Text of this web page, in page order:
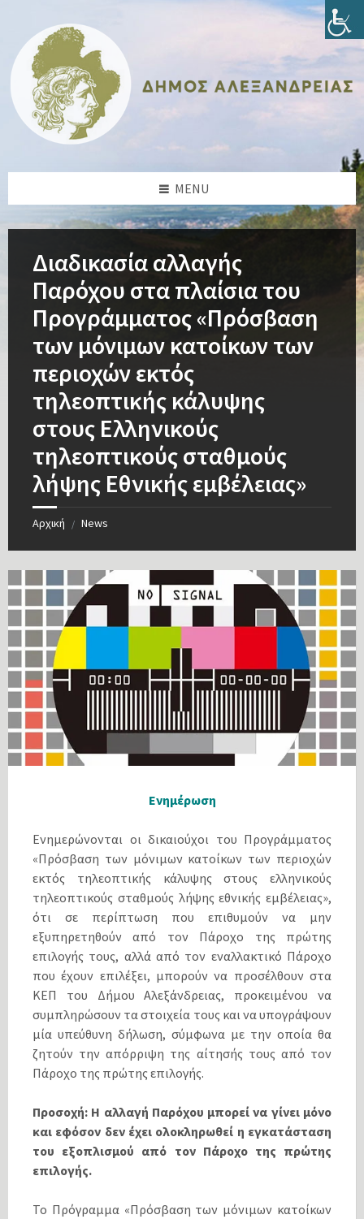
content
sidebar
sidebar
footer
MENU
Διαδικασία αλλαγής
Παρόχου στα πλαίσια του
Προγράμματος «Πρόσβαση
των μόνιμων κατοίκων των
περιοχών εκτός
τηλεοπτικής κάλυψης
στους Ελληνικούς
τηλεοπτικούς σταθμούς
λήψης Εθνικής εμβέλειας»
Αρχική / News
Ενημέρωση
Ενημερώνονται οι δικαιούχοι του Προγράμματος
«Πρόσβαση των μόνιμων κατοίκων των περιοχών
εκτός τηλεοπτικής κάλυψης στους ελληνικούς
τηλεοπτικούς σταθμούς λήψης εθνικής εμβέλειας»,
ότι σε περίπτωση που επιθυμούν να μην
εξυπηρετηθούν από τον Πάροχο της πρώτης
επιλογής τους, αλλά από τον εναλλακτικό Πάροχο
που έχουν επιλέξει, μπορούν να προσέλθουν στα
ΚΕΠ του Δήμου Αλεξάνδρειας, προκειμένου να
συμπληρώσουν τα στοιχεία τους και να υπογράψουν
μία υπεύθυνη δήλωση, σύμφωνα με την οποία θα
ζητούν την απόρριψη της αίτησής τους από τον
Πάροχο της πρώτης επιλογής.
Προσοχή: Η αλλαγή Παρόχου μπορεί να γίνει μόνο
και εφόσον δεν έχει ολοκληρωθεί η εγκατάσταση
του εξοπλισμού από τον Πάροχο της πρώτης
επιλογής.
Το Πρόγραμμα «Πρόσβαση των μόνιμων κατοίκων